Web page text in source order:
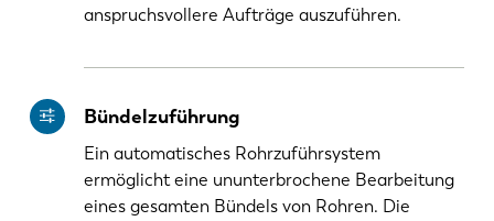
anspruchsvollere Aufträge auszuführen.
Bündelzuführung
Ein automatisches Rohrzuführsystem
ermöglicht eine ununterbrochene Bearbeitung
eines gesamten Bündels von Rohren. Die